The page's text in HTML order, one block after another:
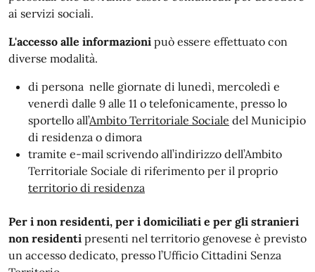
ai servizi sociali.
L'accesso alle informazioni può essere effettuato con
diverse modalità.
di persona nelle giornate di lunedì, mercoledì e
venerdì dalle 9 alle 11 o telefonicamente, presso lo
sportello all’Ambito Territoriale Sociale del Municipio
di residenza o dimora
tramite e-mail scrivendo all’indirizzo dell’Ambito
Territoriale Sociale di riferimento per il proprio
territorio di residenza
Per i non residenti, per i domiciliati e per gli stranieri
non residenti presenti nel territorio genovese è previsto
un accesso dedicato, presso l’Ufficio Cittadini Senza